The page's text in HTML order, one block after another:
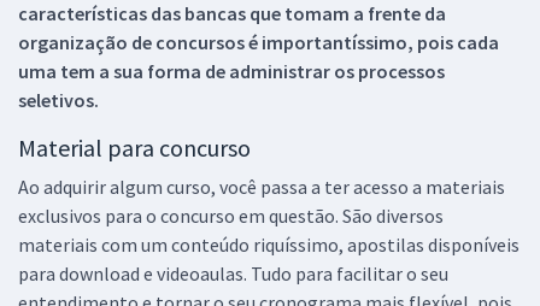
características das bancas que tomam a frente da
organização de concursos é importantíssimo, pois cada
uma tem a sua forma de administrar os processos
seletivos.
Material para concurso
Ao adquirir algum curso, você passa a ter acesso a materiais
exclusivos para o concurso em questão. São diversos
materiais com um conteúdo riquíssimo, apostilas disponíveis
para download e videoaulas. Tudo para facilitar o seu